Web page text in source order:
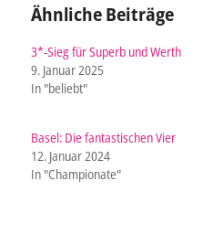
Ähnliche Beiträge
3*-Sieg für Superb und Werth
9. Januar 2025
In "beliebt"
Basel: Die fantastischen Vier
12. Januar 2024
In "Championate"